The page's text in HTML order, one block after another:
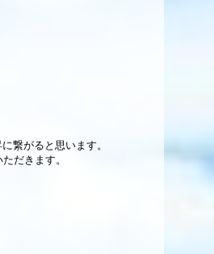
繋がると思います。
だきます。